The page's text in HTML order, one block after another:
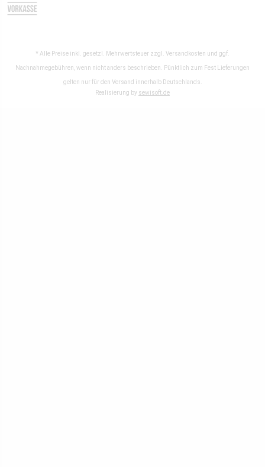
* Alle Preise inkl. gesetzl. Mehrwertsteuer zzgl. Versandkosten und ggf.
Nachnahmegebühren, wenn nicht anders beschrieben. Pünktlich zum Fest Lieferungen
gelten nur für den Versand innerhalb Deutschlands.
Realisierung by sewisoft.de